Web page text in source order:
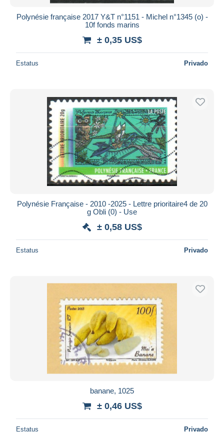
Polynésie française 2017 Y&T n°1151 - Michel n°1345 (o) -
10f fonds marins
± 0,35 US$
Estatus Privado
Polynésie Française - 2010 -2025 - Lettre prioritaire4 de 20
g Obli (0) - Use
± 0,58 US$
Estatus Privado
banane, 1025
± 0,46 US$
Estatus Privado